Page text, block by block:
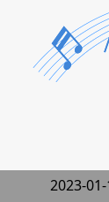
2023-